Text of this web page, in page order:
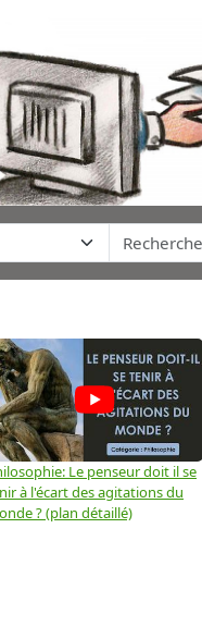
Le penseur doit il se
à l'écart des agitations du
? (plan détaillé)